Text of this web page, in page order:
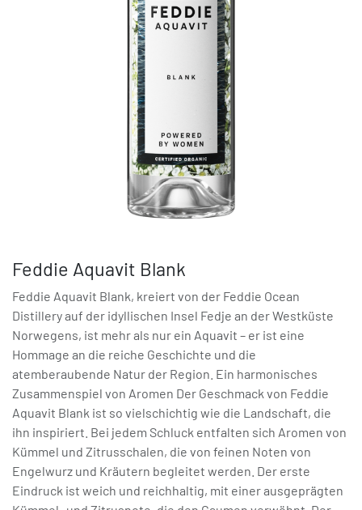
Feddie Aquavit Blank
Feddie Aquavit Blank, kreiert von der Feddie Ocean
Distillery auf der idyllischen Insel Fedje an der Westküste
Norwegens, ist mehr als nur ein Aquavit – er ist eine
Hommage an die reiche Geschichte und die
atemberaubende Natur der Region. Ein harmonisches
Zusammenspiel von Aromen Der Geschmack von Feddie
Aquavit Blank ist so vielschichtig wie die Landschaft, die
ihn inspiriert. Bei jedem Schluck entfalten sich Aromen von
Kümmel und Zitrusschalen, die von feinen Noten von
Engelwurz und Kräutern begleitet werden. Der erste
Eindruck ist weich und reichhaltig, mit einer ausgeprägten